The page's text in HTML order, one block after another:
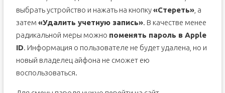
выбрать устройство и нажать на кнопку«Стереть», а
затем «Удалить учетную запись». В качестве менее
радикальной меры можно поменять пароль в Apple
ID. Информация о пользователе не будет удалена, но и
новый владелец айфона не сможет ею
воспользоваться.